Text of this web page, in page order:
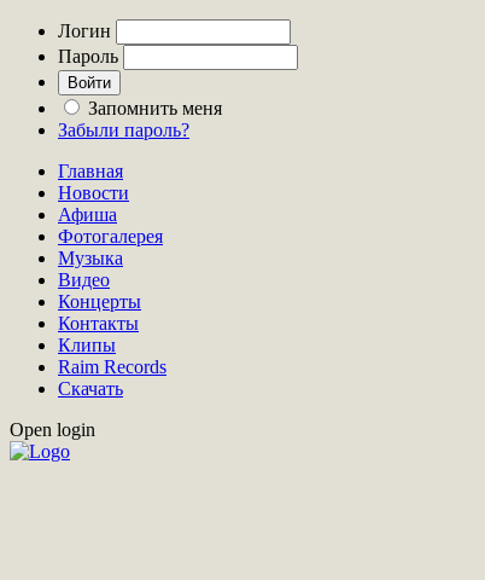
Логин
Пароль
Запомнить меня
Забыли пароль?
Главная
Новости
Афиша
Фотогалерея
Музыка
Видео
Концерты
Контакты
Клипы
Raim Records
Скачать
Open login